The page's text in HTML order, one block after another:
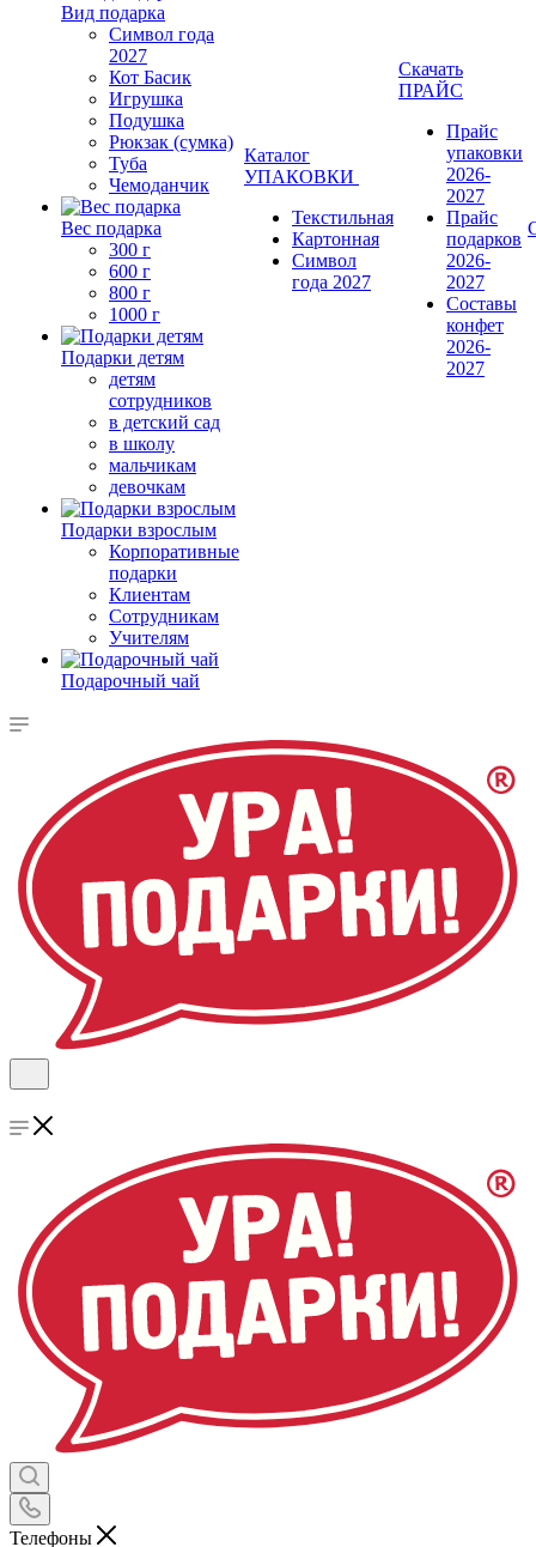
Вид подарка
Символ года
2027
Кот Басик
Игрушка
Подушка
Рюкзак (сумка)
Туба
Чемоданчик
Вес подарка
300 г
600 г
800 г
1000 г
Подарки детям
детям
сотрудников
в детский сад
в школу
мальчикам
девочкам
Подарки взрослым
Корпоративные
подарки
Клиентам
Сотрудникам
Учителям
Подарочный чай
Каталог
УПАКОВКИ
Текстильная
Картонная
Символ
года 2027
Скачать
ПРАЙС
Прайс
упаковки
2026-
2027
Прайс
подарков
2026-
2027
Составы
конфет
2026-
2027
Телефоны